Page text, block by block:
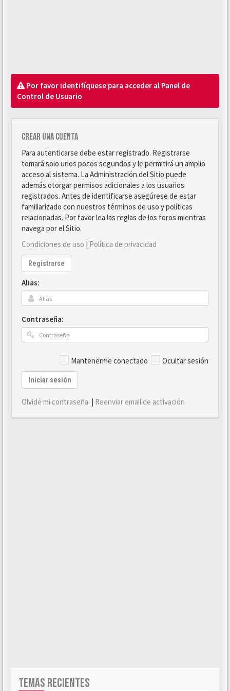
Por favor identifíquese para acceder al Panel de
Control de Usuario
Crear una cuenta
Para autenticarse debe estar registrado. Registrarse
tomará solo unos pocos segundos y le permitirá un amplio
acceso al sistema. La Administración del Sitio puede
además otorgar permisos adicionales a los usuarios
registrados. Antes de identificarse asegúrese de estar
familiarizado con nuestros términos de uso y políticas
relacionadas. Por favor lea las reglas de los foros mientras
navega por el Sitio.
Condiciones de uso | Política de privacidad
Registrarse
Alias:
Contraseña:
Mantenerme conectado Ocultar sesión
Iniciar sesión
Olvidé mi contraseña | Reenviar email de activación
TEMAS RECIENTES